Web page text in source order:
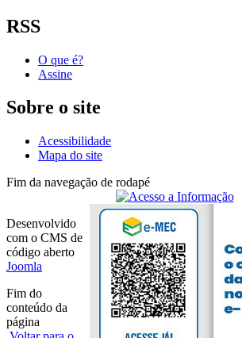
RSS
O que é?
Assine
Sobre o site
Acessibilidade
Mapa do site
Fim da navegação de rodapé
Desenvolvido
com o CMS de
código aberto
Joomla
Fim do
conteúdo da
página